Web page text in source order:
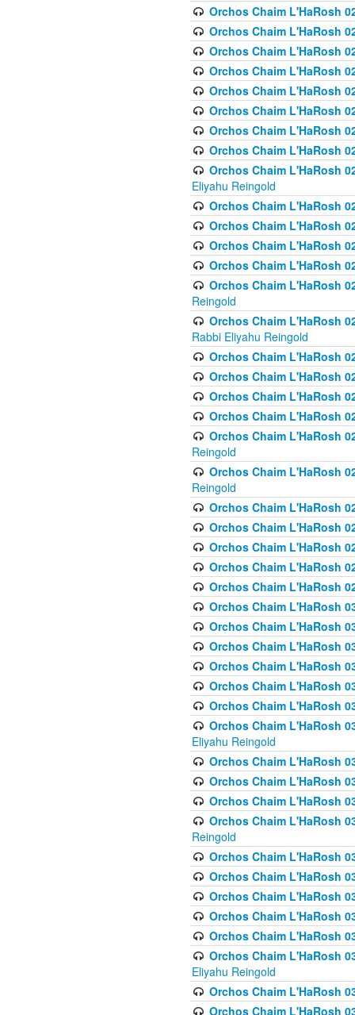
Orchos Chaim L'HaRosh
Orchos Chaim L'HaRosh
Orchos Chaim L'HaRosh
Orchos Chaim L'HaRosh
Orchos Chaim L'HaRosh
Orchos Chaim L'HaRosh
Orchos Chaim L'HaRosh
Orchos Chaim L'HaRosh
Orchos Chaim L'HaRosh
Eliyahu Reingold
Orchos Chaim L'HaRosh
Orchos Chaim L'HaRosh
Orchos Chaim L'HaRosh
Orchos Chaim L'HaRosh
Orchos Chaim L'HaRosh
Reingold
Orchos Chaim L'HaRosh
Rabbi Eliyahu Reingold
Orchos Chaim L'HaRosh
Orchos Chaim L'HaRosh
Orchos Chaim L'HaRosh
Orchos Chaim L'HaRosh
Orchos Chaim L'HaRosh
Reingold
Orchos Chaim L'HaRosh
Reingold
Orchos Chaim L'HaRosh
Orchos Chaim L'HaRosh
Orchos Chaim L'HaRosh
Orchos Chaim L'HaRosh
Orchos Chaim L'HaRosh
Orchos Chaim L'HaRosh
Orchos Chaim L'HaRosh
Orchos Chaim L'HaRosh
Orchos Chaim L'HaRosh
Orchos Chaim L'HaRosh
Orchos Chaim L'HaRosh
Orchos Chaim L'HaRosh
Eliyahu Reingold
Orchos Chaim L'HaRosh
Orchos Chaim L'HaRosh
Orchos Chaim L'HaRosh
Orchos Chaim L'HaRosh
Reingold
Orchos Chaim L'HaRosh
Orchos Chaim L'HaRosh
Orchos Chaim L'HaRosh
Orchos Chaim L'HaRosh
Orchos Chaim L'HaRosh
Orchos Chaim L'HaRosh
Eliyahu Reingold
Orchos Chaim L'HaRosh
Orchos Chaim L'HaRosh